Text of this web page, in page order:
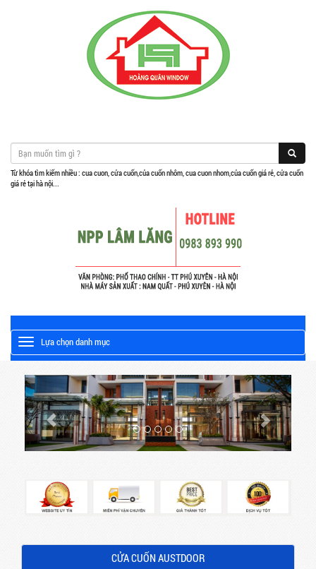
Từ khóa tìm kiếm nhiều : cua cuon, cửa cuốn,của cuốn nhôm, cua cuon nhom,của cuốn giá rẻ, cửa cuốn
giá rẻ tại hà nội...
ToggleLựa chọn danh mục
CỬA CUỐN AUSTDOOR